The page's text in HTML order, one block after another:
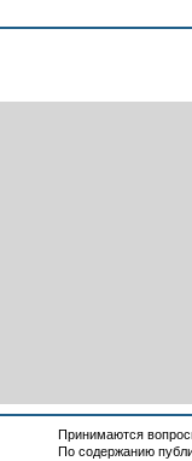
Принимаются
По содержанию